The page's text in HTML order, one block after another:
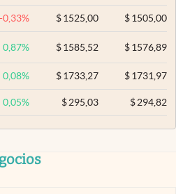
-0,33% $ 1525,00 $1505,00
0,87% $ 1585,52 $1576,89
0,08% $ 1733,27 $1731,97
0,05% $295,03 $294,82